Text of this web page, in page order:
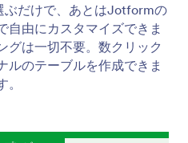
ぶだけで、あとはJotformの
自由にカスタマイズできま
グは一切不要。数クリック
ルのテーブルを作成できま
。